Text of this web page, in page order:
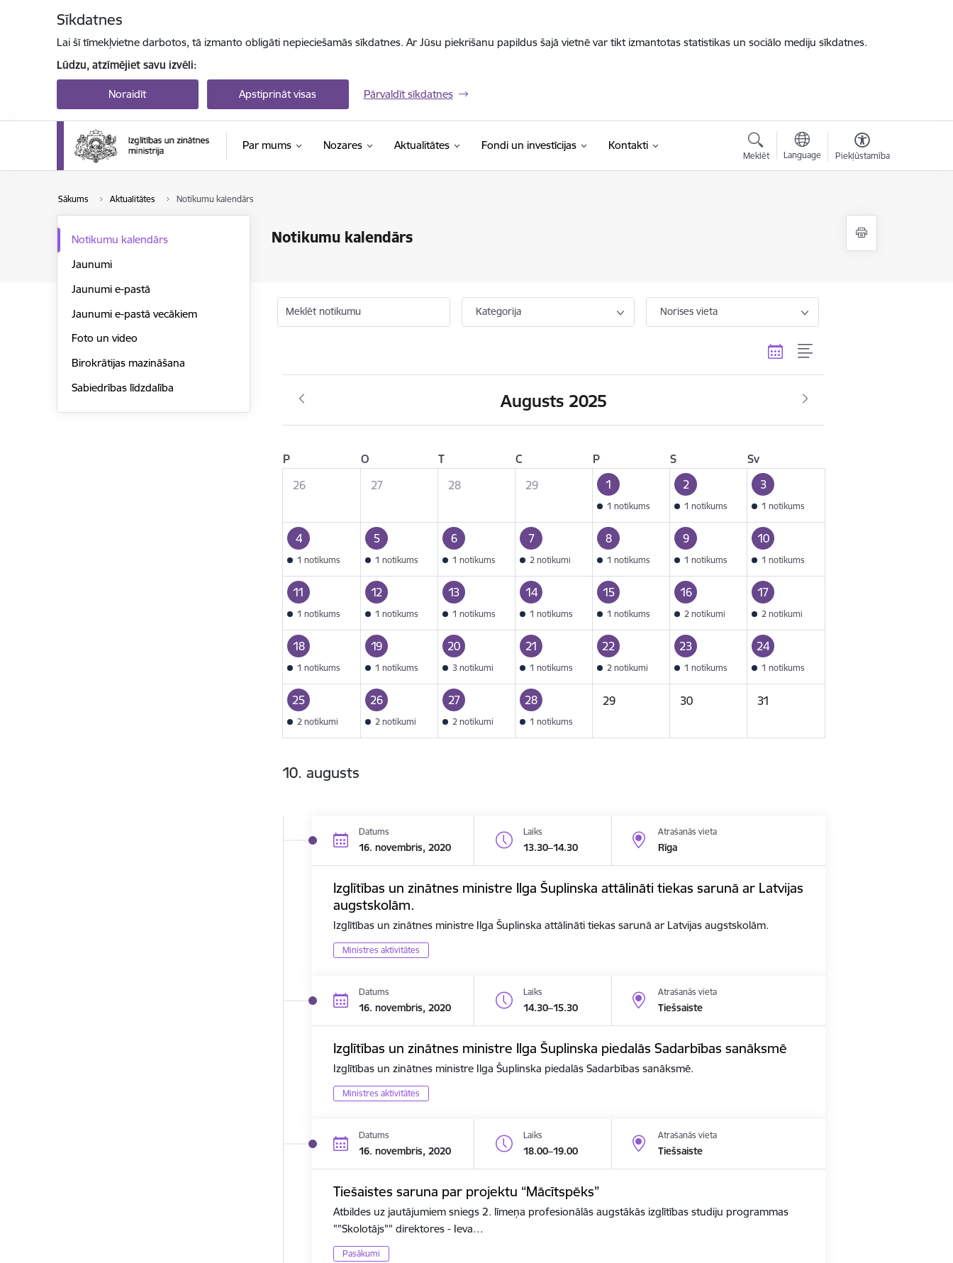
Sīkdatnes
Lai šī tīmekļvietne darbotos, tā izmanto obligāti nepieciešamās sīkdatnes. Ar Jūsu piekrišanu papildus šajā vietnē var tikt izmantotas statistikas un sociālo mediju sīkdatnes.
Lūdzu, atzīmējiet savu izvēli:
Noraidīt Apstiprināt visas Pārvaldīt sīkdatnes
Par mums Nozares Aktualitātes Fondi un investīcijas Kontakti
Meklēt Language Piekļūstamība
Sākums Aktualitātes Notikumu kalendārs
Notikumu kalendārs
Notikumu kalendārs
Jaunumi
Jaunumi e-pastā
Jaunumi e-pastā vecākiem
Foto un video
Birokrātijas mazināšana
Sabiedrības līdzdalība
Meklēt notikumu Kategorija Norises vieta
Augusts 2025
P O T C P S
Sv
26
27 28 29 1
1 notikums
2
1 notikums
3
1 notikums
4
1 notikums
5
1 notikums
6
1 notikums
7
2 notikumi
8
1 notikums
9
1 notikums
10
1 notikums
11
1 notikums
12
1 notikums
13
1 notikums
14
1 notikums
15
1 notikums
16
2 notikumi
17
2 notikumi
18
1 notikums
19
1 notikums
20
3 notikumi
21
1 notikums
22
2 notikumi
23
1 notikums
24
1 notikums
25
2 notikumi
26
2 notikumi
27
2 notikumi
28
1 notikums
29 30 31
10. augusts
Datums
16. novembris, 2020
Laiks
13.30–14.30
Atrašanās vieta
Rīga
Izglītības un zinātnes ministre Ilga Šuplinska attālināti tiekas sarunā ar Latvijas
augstskolām.
Izglītības un zinātnes ministre Ilga Šuplinska attālināti tiekas sarunā ar Latvijas augstskolām.
Ministres aktivitātes
Datums
16. novembris, 2020
Laiks
14.30–15.30
Atrašanās vieta
Tiešsaiste
Izglītības un zinātnes ministre Ilga Šuplinska piedalās Sadarbības sanāksmē
Izglītības un zinātnes ministre Ilga Šuplinska piedalās Sadarbības sanāksmē.
Ministres aktivitātes
Datums
16. novembris, 2020
Laiks
18.00–19.00
Atrašanās vieta
Tiešsaiste
Tiešaistes saruna par projektu “Mācītspēks”
Atbildes uz jautājumiem sniegs 2. līmeņa profesionālās augstākās izglītības studiju programmas
""Skolotājs"" direktores - Ieva…
Pasākumi